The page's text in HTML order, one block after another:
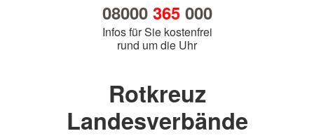
08000 365000
Infos für Sie kostenfrei
rund um die Uhr
Rotkreuz
Landesverbände